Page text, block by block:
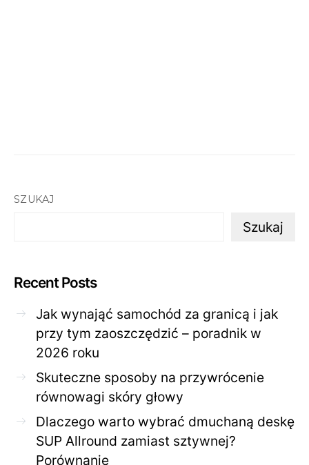
SZUKAJ
Szukaj
Recent Posts
Jak wynająć samochód za granicą i jak
przy tym zaoszczędzić – poradnik w
2026 roku
Skuteczne sposoby na przywrócenie
równowagi skóry głowy
Dlaczego warto wybrać dmuchaną deskę
SUP Allround zamiast sztywnej?
Porównanie